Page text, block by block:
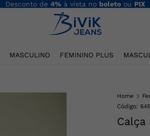
Desconto de 4%à vista no boletoou PIX
MASCULINO FEMININO PLUS
Home
Código:
Calça